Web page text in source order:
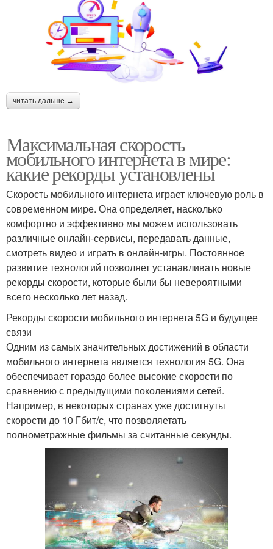
читать дальше →
Максимальная скорость
мобильного интернета в мире:
какие рекорды установлены
Скорость мобильного интернета играет ключевую роль в
современном мире. Она определяет, насколько
комфортно и эффективно мы можем использовать
различные онлайн-сервисы, передавать данные,
смотреть видео и играть в онлайн-игры. Постоянное
развитие технологий позволяет устанавливать новые
рекорды скорости, которые были бы невероятными
всего несколько лет назад.
Рекорды скорости мобильного интернета 5G и будущее
связи
Одним из самых значительных достижений в области
мобильного интернета является технология 5G. Она
обеспечивает гораздо более высокие скорости по
сравнению с предыдущими поколениями сетей.
Например, в некоторых странах уже достигнуты
скорости до 10 Гбит/с, что позволяетать
полнометражные фильмы за считанные секунды.